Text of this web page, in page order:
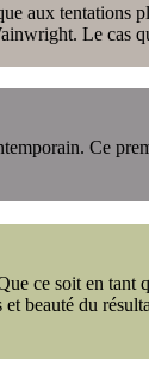
aux tentations
Le cas
Ce
ce soit en tant
beauté du